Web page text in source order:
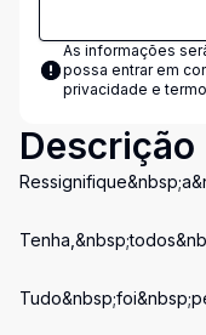
As informações
possa entrar em
privacidade e
Descrição